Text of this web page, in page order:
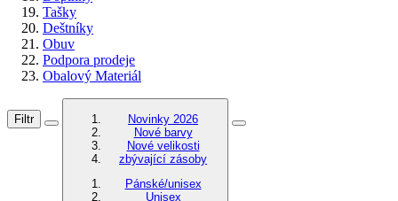
Tašky
Deštníky
Obuv
Podpora prodeje
Obalový Materiál
Filtr
Novinky 2026
Nové barvy
Nové velikosti
zbývající zásoby
Pánské/unisex
Unisex